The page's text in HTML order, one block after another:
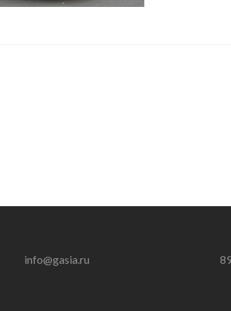
info@gasia.ru